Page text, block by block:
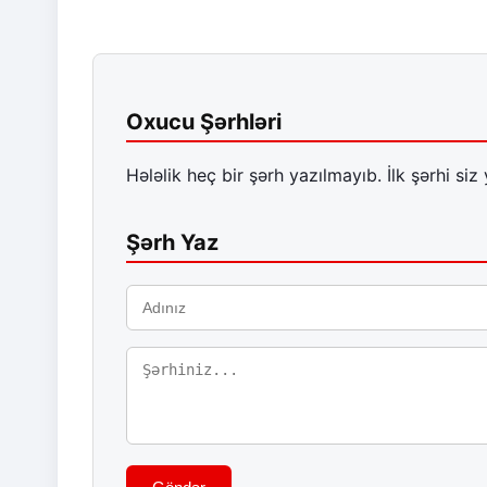
Oxucu Şərhləri
Hələlik heç bir şərh yazılmayıb. İlk şərhi siz
Şərh Yaz